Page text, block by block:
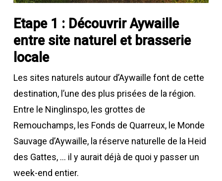
Etape 1 : Découvrir Aywaille
entre site naturel et brasserie
locale
Les sites naturels autour d’Aywaille font de cette
destination, l’une des plus prisées de la région.
Entre le Ninglinspo, les grottes de
Remouchamps, les Fonds de Quarreux, le Monde
Sauvage d’Aywaille, la réserve naturelle de la Heid
des Gattes, … il y aurait déjà de quoi y passer un
week-end entier.